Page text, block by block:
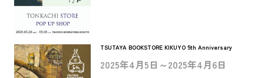
TSUTAYA BOOKSTORE KIKUYO 5th Anniversary
2025年4月5日～2025年4月6日